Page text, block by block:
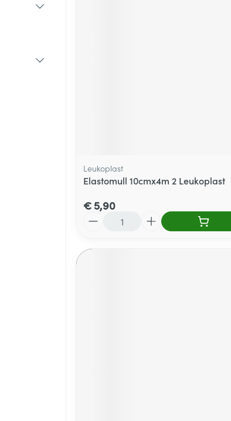
Leukoplast
Elastomull 10cmx4m 2 Leukoplast
€ 5,90